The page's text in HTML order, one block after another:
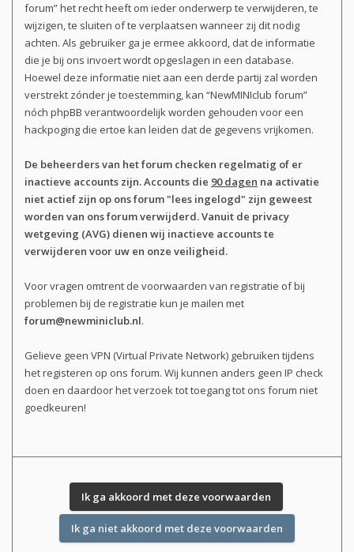
forum” het recht heeft om ieder onderwerp te verwijderen, te
wijzigen, te sluiten of te verplaatsen wanneer zij dit nodig
achten. Als gebruiker ga je ermee akkoord, dat de informatie
die je bij ons invoert wordt opgeslagen in een database.
Hoewel deze informatie niet aan een derde partij zal worden
verstrekt zónder je toestemming, kan “NewMINIclub forum”
nóch phpBB verantwoordelijk worden gehouden voor een
hackpoging die ertoe kan leiden dat de gegevens vrijkomen.
De beheerders van het forum checken regelmatig of er
inactieve accounts zijn. Accounts die 90 dagen na activatie
niet actief zijn op ons forum "lees ingelogd" zijn geweest
worden van ons forum verwijderd. Vanuit de privacy
wetgeving (AVG) dienen wij inactieve accounts te
verwijderen voor uw en onze veiligheid.
Voor vragen omtrent de voorwaarden van registratie of bij
problemen bij de registratie kun je mailen met
forum@newminiclub.nl.
Gelieve geen VPN (Virtual Private Network) gebruiken tijdens
het registeren op ons forum. Wij kunnen anders geen IP check
doen en daardoor het verzoek tot toegang tot ons forum niet
goedkeuren!